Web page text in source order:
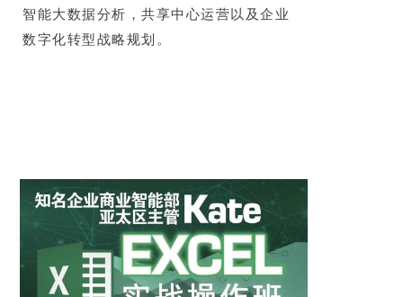
智能大数据分析，共享中心运营以及企业
数字化转型战略规划。